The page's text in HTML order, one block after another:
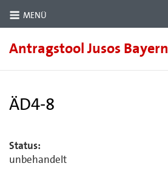
MENÜ
Antragstool Jusos Bayern
ÄD4-8
Status:
unbehandelt